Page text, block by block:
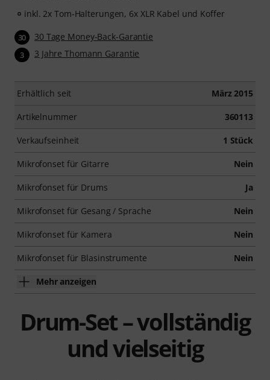
inkl. 2x Tom-Halterungen, 6x XLR Kabel und Koffer
30 30 Tage Money-Back-Garantie
3 3 Jahre Thomann Garantie
Erhältlich seit März 2015
Artikelnummer 360113
Verkaufseinheit 1 Stück
Mikrofonset für Gitarre Nein
Mikrofonset für Drums Ja
Mikrofonset für Gesang / Sprache Nein
Mikrofonset für Kamera Nein
Mikrofonset für Blasinstrumente Nein
Mehr anzeigen
Drum-Set – vollständig
und vielseitig